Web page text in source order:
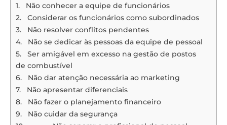
1. Não conhecer a equipe de funcionários
2. Considerar os funcionários como subordinados
3. Não resolver conflitos pendentes
4. Não se dedicar às pessoas da equipe de pessoal
5. Ser amigável em excesso na gestão de postos
de combustível
6. Não dar atenção necessária ao marketing
7. Não apresentar diferenciais
8. Não fazer o planejamento financeiro
9. Não cuidar da segurança